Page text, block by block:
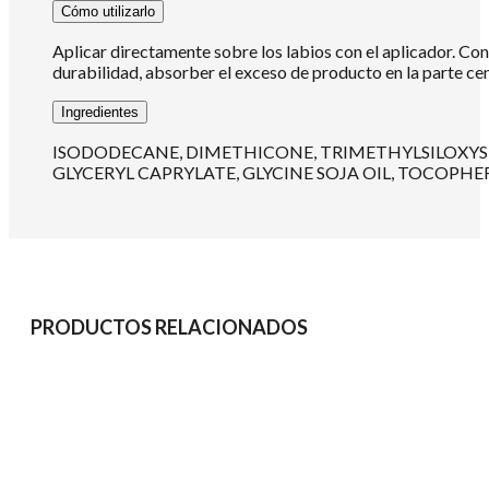
Cómo utilizarlo
Aplicar directamente sobre los labios con el aplicador.
durabilidad, absorber el exceso de producto en la parte
Ingredientes
ISODODECANE, DIMETHICONE,
GLYCERYL CAPRYLATE, GLYCINE SOJA OIL,
PRODUCTOS RELACIONADOS